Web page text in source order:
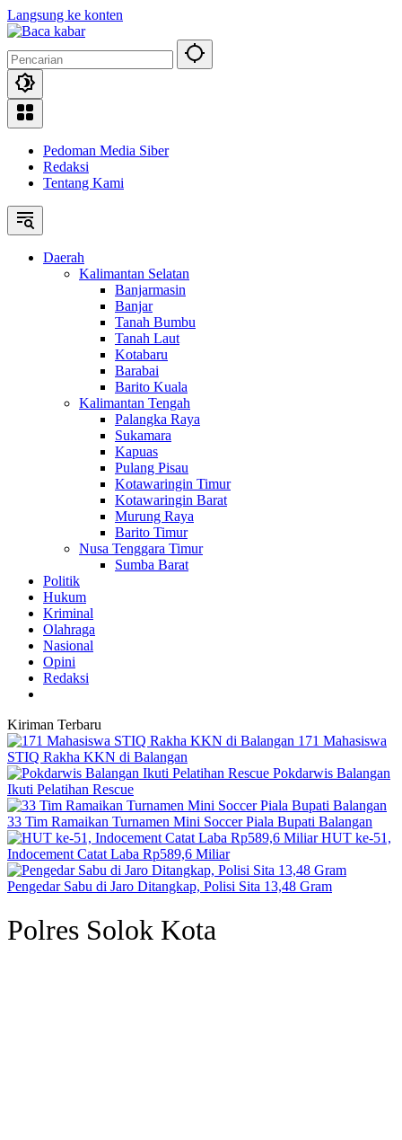
Langsung ke konten
Pedoman Media Siber
Redaksi
Tentang Kami
Daerah
Kalimantan Selatan
Banjarmasin
Banjar
Tanah Bumbu
Tanah Laut
Kotabaru
Barabai
Barito Kuala
Kalimantan Tengah
Palangka Raya
Sukamara
Kapuas
Pulang Pisau
Kotawaringin Timur
Kotawaringin Barat
Murung Raya
Barito Timur
Nusa Tenggara Timur
Sumba Barat
Politik
Hukum
Kriminal
Olahraga
Nasional
Opini
Redaksi
Kiriman Terbaru
171 Mahasiswa
STIQ Rakha KKN di Balangan
Pokdarwis Balangan
Ikuti Pelatihan Rescue
33 Tim Ramaikan Turnamen Mini Soccer Piala Bupati Balangan
HUT ke-51,
Indocement Catat Laba Rp589,6 Miliar
Pengedar Sabu di Jaro Ditangkap, Polisi Sita 13,48 Gram
Polres Solok Kota